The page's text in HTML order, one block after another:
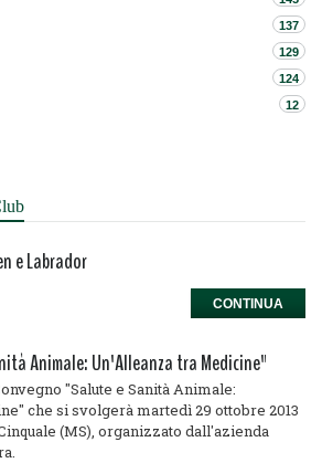
137
129
124
12
e Labrador
CONTINUA
Animale: Un'Alleanza tra Medicine"
"Salute e Sanità Animale:
che si svolgerà martedì 29 ottobre 2013
(MS), organizzato dall'azienda